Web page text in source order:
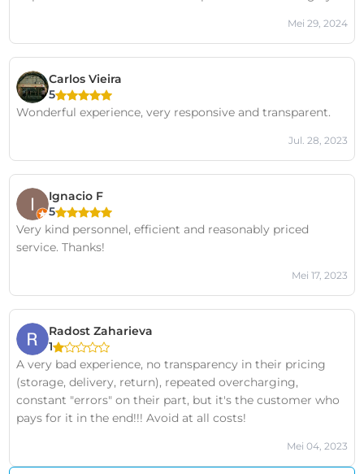
Mei 29, 2024
Carlos Vieira
5
Wonderful experience, very responsive and transparent.
Jul. 28, 2023
Ignacio F
5
Very kind personnel, efficient and reasonably priced
service. Thanks!
Mei 17, 2023
Radost Zaharieva
1
A very bad experience, no transparency in their pricing
(storage, delivery, return), repeated overcharging,
constant "errors" on their part, but it's the customer who
pays for it in the end!!! Avoid at all costs!
Mei 04, 2023